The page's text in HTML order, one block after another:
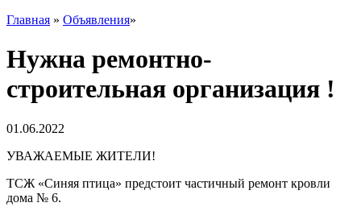
Главная » Объявления»
Нужна ремонтно-
строительная организация !
01.06.2022
УВАЖАЕМЫЕ ЖИТЕЛИ!
ТСЖ «Синяя птица» предстоит частичный ремонт кровли
дома № 6.